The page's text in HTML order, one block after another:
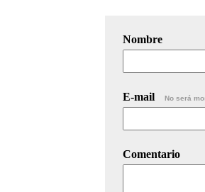
Nombre
E-mail No será
Comentario